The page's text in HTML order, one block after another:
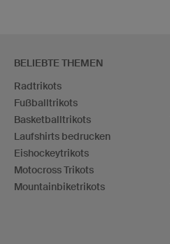
BELIEBTE THEMEN
Radtrikots
Fußballtrikots
Basketballtrikots
Laufshirts bedrucken
Eishockeytrikots
Motocross Trikots
Mountainbiketrikots